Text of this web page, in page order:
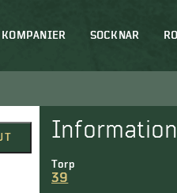
KOMPANIER SOCKNAR
Information
Torp
39